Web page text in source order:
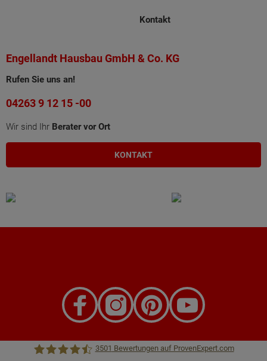
Kontakt
Engellandt Hausbau GmbH & Co. KG
Rufen Sie uns an!
04263 9 12 15 -00
Wir sind Ihr Berater vor Ort
KONTAKT
3501 Bewertungen auf ProvenExpert.com